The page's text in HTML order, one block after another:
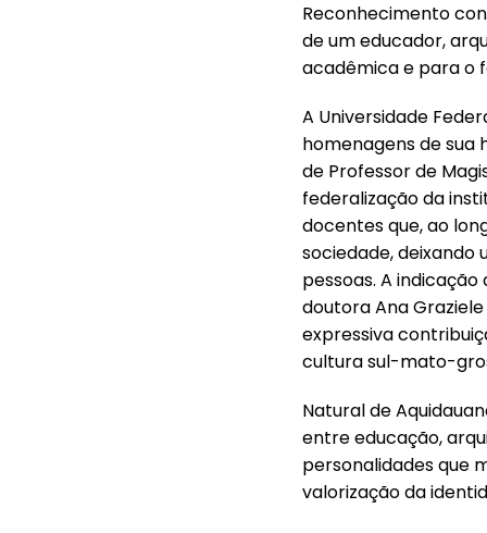
Reconhecimento
de um educador,
acadêmica e para o
A Universidade
homenagens de sua
de Professor de
federalização da
docentes que, ao
sociedade, deixando
pessoas. A
doutora Ana
expressiva
cultura sul-mato-
Natural de
entre educação,
personalidades que
valorização da